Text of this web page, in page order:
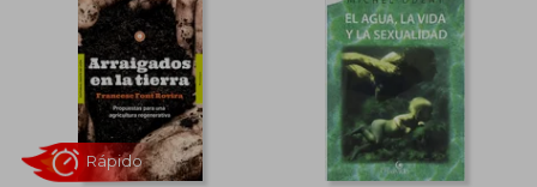
5%
dcto. 21,47 € dcto.